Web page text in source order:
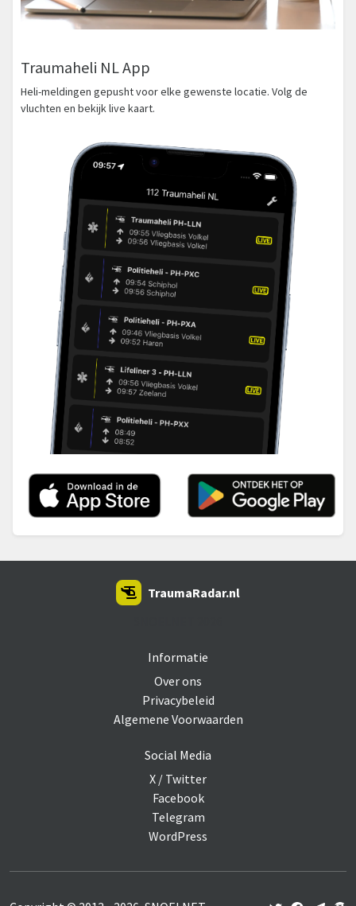
Traumaheli NL App
Heli-meldingen gepusht voor elke gewenste locatie. Volg de
vluchten en bekijk live kaart.
Informatie
Over ons
Privacybeleid
Algemene Voorwaarden
Social Media
X / Twitter
Facebook
Telegram
WordPress
TraumaRadar.nl